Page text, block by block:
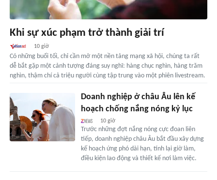
Khi sự xúc phạm trở thành giải trí
10 giờ
Có những buổi tối, chỉ cần mở một nền tảng mạng xã hội, chúng ta rất
dễ bắt gặp một cảnh tượng đáng suy nghĩ: hàng chục nghìn, hàng trăm
nghìn, thậm chí cả triệu người cùng tập trung vào một phiên livestream.
Doanh nghiệp ở châu Âu lên kế
hoạch chống nắng nóng kỷ lục
10 giờ
Trước những đợt nắng nóng cực đoan liên
tiếp, doanh nghiệp châu Âu bắt đầu xây dựng
kế hoạch ứng phó dài hạn, tính lại giờ làm,
điều kiện lao động và thiết kế nơi làm việc.